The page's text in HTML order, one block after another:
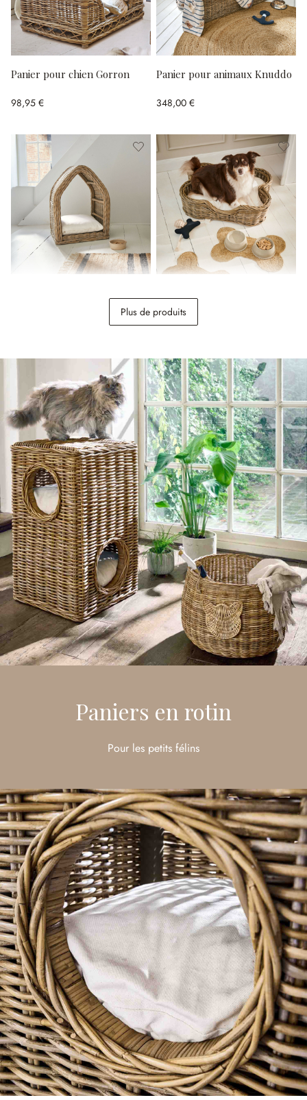
Panier pour chien Gorron
98,95 €
Panier pour animaux Knuddo
348,00 €
148,00 €
Plus de produits
Paniers en rotin
Pour les petits félins